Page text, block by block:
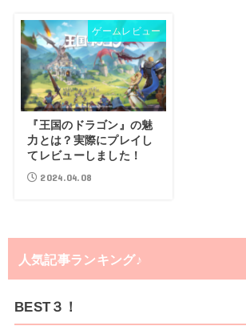
ゲームレビュー
『王国のドラゴン』の魅
力とは？実際にプレイし
てレビューしました！
2024.04.08
人気記事ランキング♪
BEST３！